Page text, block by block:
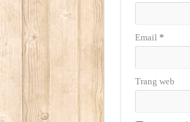
Email *
Trang web